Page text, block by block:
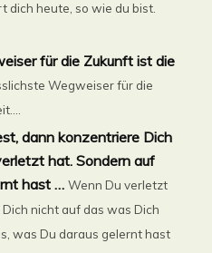
dich heute, so wie du bist.
für die Zukunft ist die
Wegweiser für die
dann konzentriere Dich
hat. Sondern auf
hast … Wenn Du verletzt
nicht auf das was Dich
was Du daraus gelernt hast